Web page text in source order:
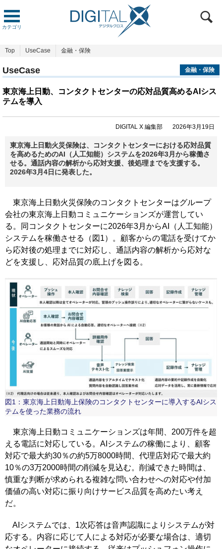
カテゴリ
Top UseCase 金融・保険
UseCase 金融・保険
東京海上日動、コンタクトセンターの応対品質高めるAIシス
テムを導入
DIGITAL X 編集部 2026年3月19日
東京海上日動火災保険は、コンタクトセンターにおける応対品質
を高めるためのAI（人工知能）システムを2026年3月から稼働さ
せる。通話内容の解析から応対支援、後処理までを支援する。
2026年3月4日に発表した。
東京海上日動火災保険のコンタクトセンターはグループ
会社の東京海上日動コミュニケーションズが運営してい
る。同コンタクトセンターに2026年3月からAI（人工知能）
システムを稼働させる（図1）。顧客からの電話を受けてか
ら応対後の処理までに対応し、通話内容の解析から応対な
どを支援し、応対品質の底上げを図る。
図1：東京海上日動海上保険のコンタクトセンターに導入するAIシス
テムを使った業務の流れ
東京海上日動コミュニケーションズは年間、200万件を超
える電話に対応している。AIシステムの稼働により、顧客
対応で最大約30％の約5万8000時間、代理店対応で最大約
10％の3万2000時間の削減を見込む。削減できた時間は、
慎重な判断が求められる複雑な問い合わせへの対応や付加
価値の高い対応に振り向けサービス品質を高めたい考え
だ。
AIシステムでは、1次応答は音声認識によりシステムが対
応する。内容に応じて人による対応が必要な場合は、適切